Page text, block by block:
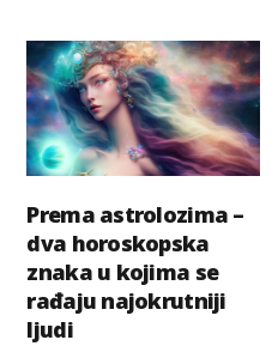
Prema astrolozima –
dva horoskopska
znaka u kojima se
rađaju najokrutniji
ljudi